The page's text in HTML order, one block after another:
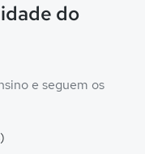
do
e seguem os